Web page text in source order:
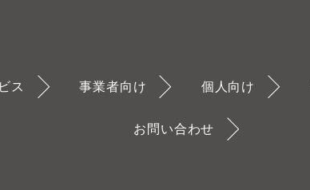
ス 事業者向け 個人向け
お問い合わせ